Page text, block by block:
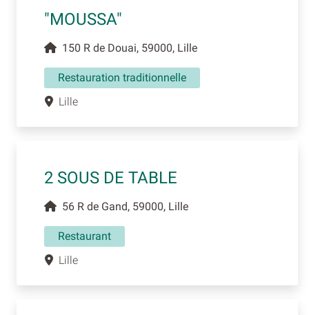
"MOUSSA"
150 R de Douai, 59000, Lille
Restauration traditionnelle
Lille
2 SOUS DE TABLE
56 R de Gand, 59000, Lille
Restaurant
Lille